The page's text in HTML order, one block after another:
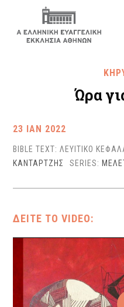
Ώρα
23 ΙΑΝ 2022
BIBLE TEXT: ΛΕΥΙΤΙΚΟ
ΚΑΝΤΑΡΤΖΗΣ
SERIES: